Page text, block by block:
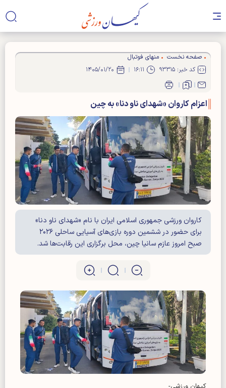
صفحه نخست
منهای فوتبال
کد خبر: ۹۳۳۱۵
۱۶:۱۱ ۱۴۰۵/۰۱/۲۰
اعزام کاروان «شهدای ناو دنا» به چین
کاروان ورزشی جمهوری اسلامی ایران با نام «شهدای ناو دنا»
برای حضور در ششمین دوره بازی‌های آسیایی ساحلی ۲۰۲۶
صبح امروز عازم سانیا چین، محل برگزاری این رقابت‌ها شد.